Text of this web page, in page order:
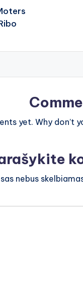
yet. Why don’t
nebus